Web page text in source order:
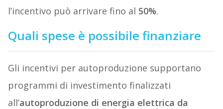
l’incentivo può arrivare fino al 50%.
Quali spese è possibile finanziare
Gli incentivi per autoproduzione supportano
programmi di investimento finalizzati
all’autoproduzione di energia elettrica da